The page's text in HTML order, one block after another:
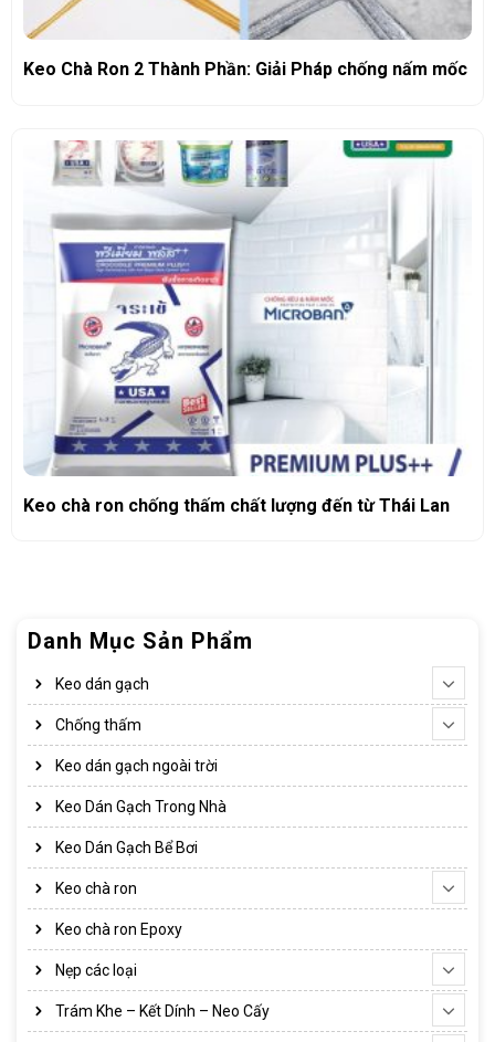
Danh Mục Sản Phẩm
Keo dán gạch
Chống thấm
Keo dán gạch ngoài trời
Keo Dán Gạch Trong Nhà
Keo Dán Gạch Bể Bơi
Keo chà ron
Keo chà ron Epoxy
Nẹp các loại
Trám Khe – Kết Dính – Neo Cấy
Keo Chà Ron 2 Thành Phần: Giải Pháp chống nấm mốc
Keo chà ron chống thấm chất lượng đến từ Thái Lan